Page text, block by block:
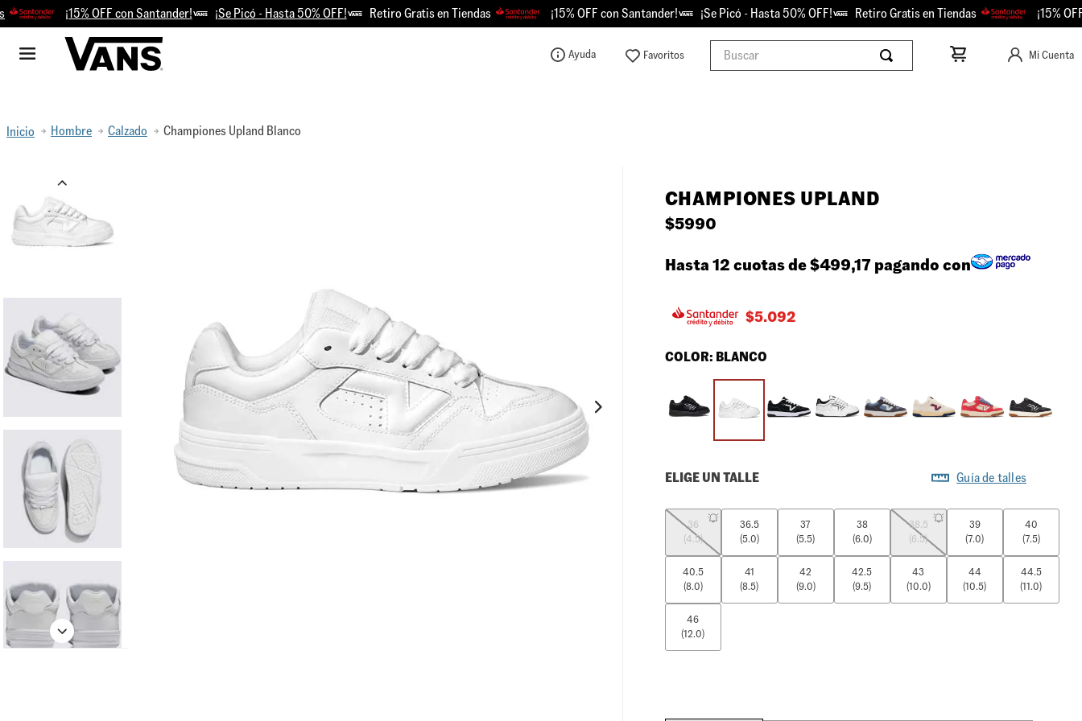
¡15% OFF con Santander! ¡Se Picó - Hasta 50% OFF! Retiro Gratis en Tiendas ¡15% OFF con Santander! ¡Se Picó - Hasta 50% OFF! Retiro Gratis en Tiendas ¡15% OFF
Ayuda Buscar
Mi Cuenta
Hombre Calzado Championes Upland Blanco
CHAMPIONES UPLAND
$5990
Hasta 12 cuotas de$499,17pagando con
$5.092
COLOR: BLANCO
ELIGE UN TALLE Guía de talles
36
(4.5)
36.5
(5.0)
37
(5.5)
38
(6.0)
38.5
(6.5)
39
(7.0)
40
(7.5)
40.5
(8.0)
41
(8.5)
42
(9.0)
42.5
(9.5)
43
(10.0)
44
(10.5)
44.5
(11.0)
46
(12.0)
vans hylane
10 . knu skool